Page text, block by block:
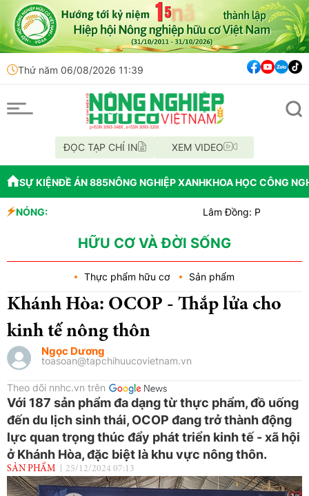
Thứ năm 06/08/2026 11:39
ĐỌC TẠP CHÍ IN XEM VIDEO
SỰ KIỆNĐỀ ÁN 885NÔNG NGHIỆP XANHKHOA HỌC CÔNG
NÓNG:
Lâm Đồng: Phạt 25 triệu
An Giang khởi tố vụ án làm giả
HỮU CƠ VÀ ĐỜI SỐNG
Thực phẩm hữu cơ Sản phẩm
Khánh Hòa: OCOP - Thắp lửa cho
kinh tế nông thôn
Ngọc Dương
toasoan@tapchihuucovietnam.vn
Theo dõi nnhc.vn trên
Với 187 sản phẩm đa dạng từ thực phẩm, đồ uống
đến du lịch sinh thái, OCOP đang trở thành động
lực quan trọng thúc đẩy phát triển kinh tế - xã hội
ở Khánh Hòa, đặc biệt là khu vực nông thôn.
SẢN PHẨM 25/12/2024 07:13